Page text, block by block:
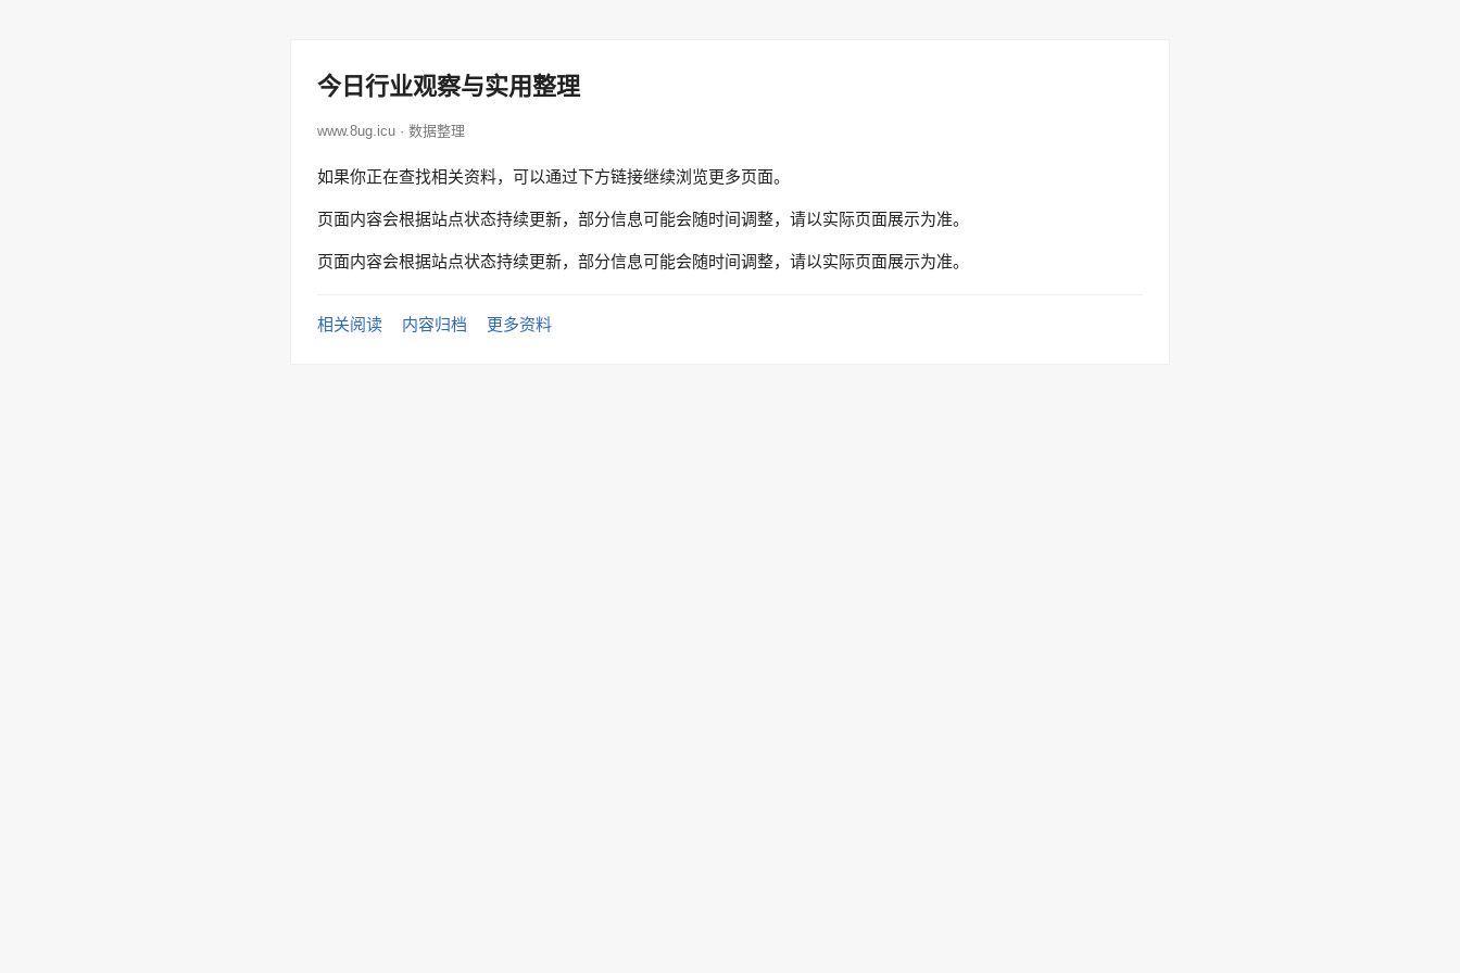
今日行业观察与实用整理
www.8ug.icu · 数据整理
如果你正在查找相关资料，可以通过下方链接继续浏览更多页面。
页面内容会根据站点状态持续更新，部分信息可能会随时间调整，请以实际页面展示为准。
页面内容会根据站点状态持续更新，部分信息可能会随时间调整，请以实际页面展示为准。
相关阅读 内容归档 更多资料